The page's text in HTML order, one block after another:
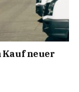
Kauf neuer